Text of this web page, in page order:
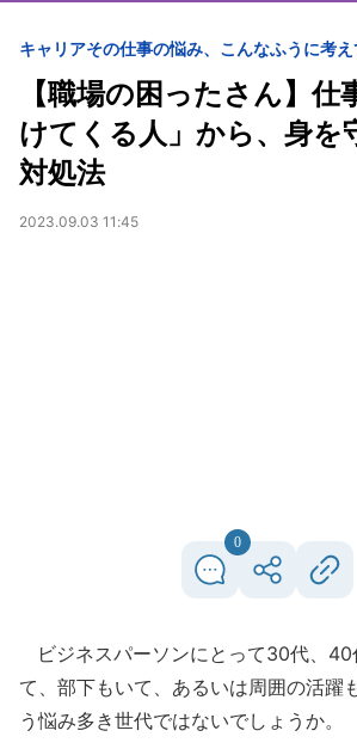
キャリアその仕事の悩み、こんなふうに考え
【職場の困ったさん】仕
けてくる人」から、身を
対処法
2023.09.03 11:45
0
ビジネスパーソンにとって30代、40
て、部下もいて、あるいは周囲の活躍
う悩み多き世代ではないでしょうか。